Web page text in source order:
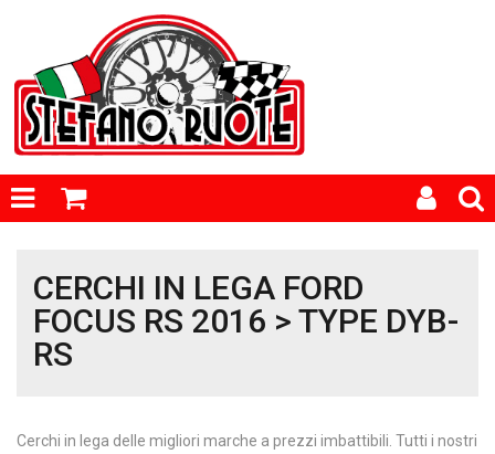
CERCHI IN LEGA FORD
FOCUS RS 2016 > TYPE DYB-
RS
Cerchi in lega delle migliori marche a prezzi imbattibili. Tutti i nostri